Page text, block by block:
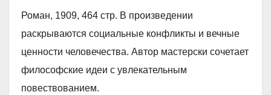
Роман, 1909, 464 стр. В произведении
раскрываются социальные конфликты и вечные
ценности человечества. Автор мастерски сочетает
философские идеи с увлекательным
повествованием.